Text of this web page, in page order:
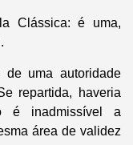
Clássica: é uma,
uma autoridade
repartida, haveria
é inadmissível a
área de validez